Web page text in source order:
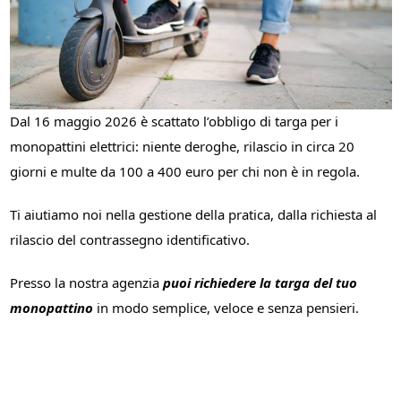
Dal 16 maggio 2026 è scattato l’obbligo di targa per i
monopattini elettrici: niente deroghe, rilascio in circa 20
giorni e multe da 100 a 400 euro per chi non è in regola.
Ti aiutiamo noi nella gestione della pratica, dalla richiesta al
rilascio del contrassegno identificativo.
Presso la nostra agenzia puoi richiedere la targa del tuo
monopattino in modo semplice, veloce e senza pensieri.